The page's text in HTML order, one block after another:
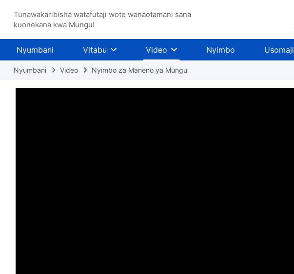
Tunawakaribisha watafutaji wote wanaotamani sana
kuonekana kwa Mungu!
Nyumbani Vitabu Video Nyimbo Usomaji
Nyumbani Video Nyimbo za Maneno ya Mungu